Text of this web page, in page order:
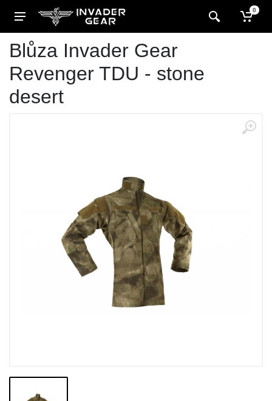
0
Blůza Invader Gear
Revenger TDU - stone
desert